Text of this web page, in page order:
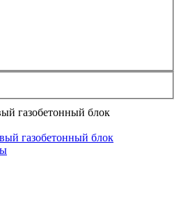
газобетонный блок
газобетонный блок